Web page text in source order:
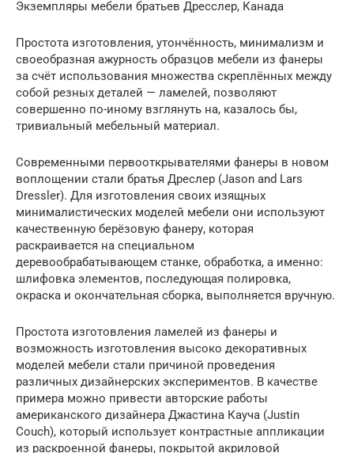
Экземпляры мебели братьев Дресслер, Канада
Простота изготовления, утончённость, минимализм и
своеобразная ажурность образцов мебели из фанеры
за счёт использования множества скреплённых между
собой резных деталей — ламелей, позволяют
совершенно по-иному взглянуть на, казалось бы,
тривиальный мебельный материал.
Современными первооткрывателями фанеры в новом
воплощении стали братья Дреслер (Jason and Lars
Dressler). Для изготовления своих изящных
минималистических моделей мебели они используют
качественную берёзовую фанеру, которая
раскраивается на специальном
деревообрабатывающем станке, обработка, а именно:
шлифовка элементов, последующая полировка,
окраска и окончательная сборка, выполняется вручную.
Простота изготовления ламелей из фанеры и
возможность изготовления высоко декоративных
моделей мебели стали причиной проведения
различных дизайнерских экспериментов. В качестве
примера можно привести авторские работы
американского дизайнера Джастина Кауча (Justin
Couch), который использует контрастные аппликации
из раскроенной фанеры, покрытой акриловой